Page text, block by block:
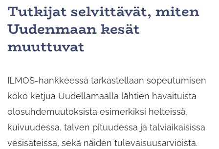
Tutkijat selvittävät, miten
Uudenmaan kesät
muuttuvat
ILMOS-hankkeessa tarkastellaan sopeutumisen
koko ketjua Uudellamaalla lähtien havaituista
olosuhdemuutoksista esimerkiksi helteissä,
kuivuudessa, talven pituudessa ja talviaikaisissa
vesisateissa, sekä näiden tulevaisuusarvioista.